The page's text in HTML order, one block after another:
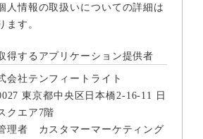
人情報の取扱いについての詳細は
ます。
得するアプリケーション提供者
会社テンフィートライト
東京都中央区日本橋2-16-11 日
クエア7階
理者 カスタマーマーケティング